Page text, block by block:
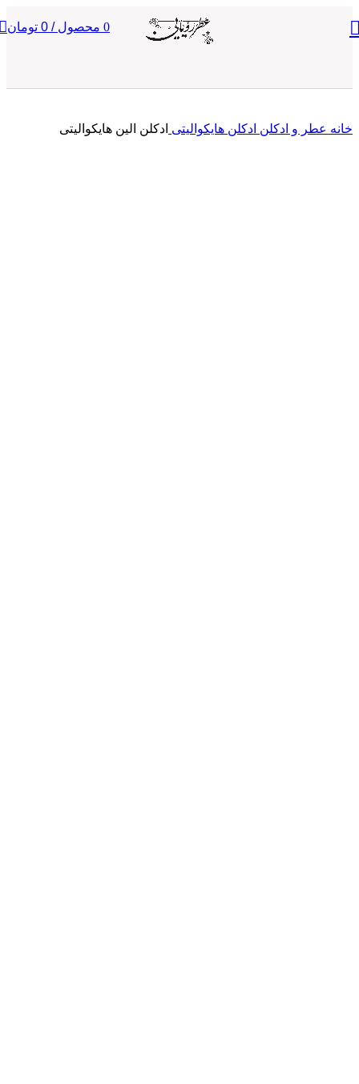
0 محصول /
0 تومان
خانه عطر و ادکلن ادکلن هایکوالیتی ادکلن الین هایکوالیتی